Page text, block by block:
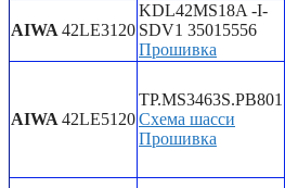
AIWA 42LE3120
KDL42MS18A -I-
SDV1 35015556
Прошивка
AIWA 42LE5120
TP.MS3463S.PB801
Схема шасси
Прошивка